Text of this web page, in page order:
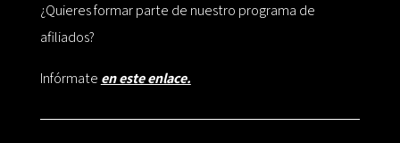
¿Quieres formar parte de nuestro programa de
afiliados?
Infórmate en este enlace.